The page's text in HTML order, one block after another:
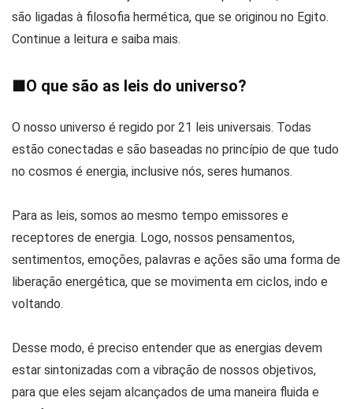
são ligadas à filosofia hermética, que se originou no Egito.
Continue a leitura e saiba mais.
■O que são as leis do universo?
O nosso universo é regido por 21 leis universais. Todas
estão conectadas e são baseadas no princípio de que tudo
no cosmos é energia, inclusive nós, seres humanos.
Para as leis, somos ao mesmo tempo emissores e
receptores de energia. Logo, nossos pensamentos,
sentimentos, emoções, palavras e ações são uma forma de
liberação energética, que se movimenta em ciclos, indo e
voltando.
Desse modo, é preciso entender que as energias devem
estar sintonizadas com a vibração de nossos objetivos,
para que eles sejam alcançados de uma maneira fluida e